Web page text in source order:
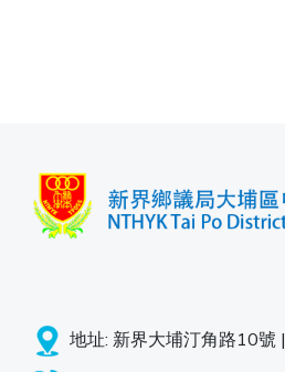
地址: 新界大埔汀角路10號 |